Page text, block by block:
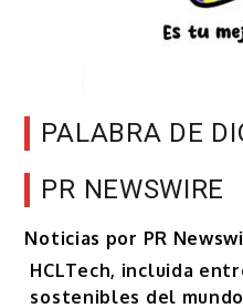
PALABRA DE
PR NEWSWIRE
Noticias por PR
HCLTech, incluida
sostenibles del